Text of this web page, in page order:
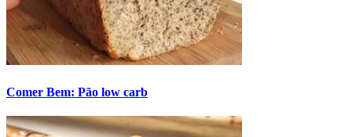
Comer Bem: Pão low carb